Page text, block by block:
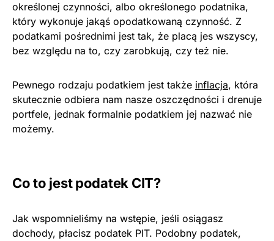
określonej czynności, albo określonego podatnika,
który wykonuje jakąś opodatkowaną czynność. Z
podatkami pośrednimi jest tak, że placą jes wszyscy,
bez względu na to, czy zarobkują, czy też nie.
Pewnego rodzaju podatkiem jest także inflacja, która
skutecznie odbiera nam nasze oszczędności i drenuje
portfele, jednak formalnie podatkiem jej nazwać nie
możemy.
Co to jest podatek CIT?
Jak wspomnieliśmy na wstępie, jeśli osiągasz
dochody, płacisz podatek PIT. Podobny podatek,